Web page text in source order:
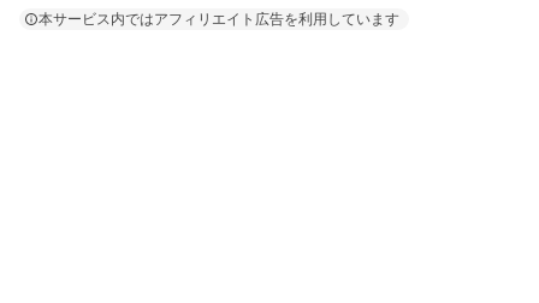
本サービス内ではアフィリエイト広告を利用しています